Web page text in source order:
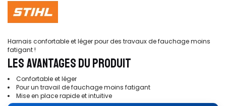
Harnais confortable et léger pour des travaux de fauchage moins
fatigant !
LES AVANTAGES DU PRODUIT
Confortable et léger
Pour un travail de fauchage moins fatigant
Mise en place rapide et intuitive